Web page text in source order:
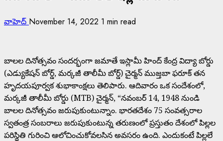
వాహెద్ November 14, 2022 1 min read
బాలల దినోత్సవం సందర్భంగా జమాతే ఇస్లామీ హింద్ కేంద్ర విద్యా బోర్డు
(ఎడ్యుకేషన్ బోర్డ్, మర్కజీ తాలీమీ బోర్డ్) చైర్మన్ ముజ్తబా ఫరూక్ తన
హృదయపూర్వక శుభాకాంక్షలు తెలిపారు. ఆదివారం ఒక సందేశంలో,
మర్కజీ తాలీమీ బోర్డు (MTB) చైర్మన్, “నవంబర్ 14, 1948 నుండి
బాలల దినోత్సవం జరుపుకుంటున్నాం. భారతదేశం 75 సంవత్సరాల
స్వతంత్ర సంబరాలు జరుపుకుంటున్న తరుణంలో ప్రస్తుతం దేశంలో పిల్లల
పరిస్థితి గురించి ఆలోచించుకోవలసిన అవసరం ఉంది. ఎందుకంటే పిల్లలే